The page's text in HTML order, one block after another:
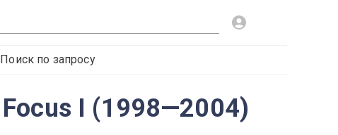
Поиск по запросу
I (1998—2004)